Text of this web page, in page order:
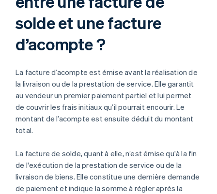
solde et une facture
d’acompte ?
La facture d’acompte est émise avant la réalisation de
la livraison ou de la prestation de service. Elle garantit
au vendeur un premier paiement partiel et lui permet
de couvrir les frais initiaux qu’il pourrait encourir. Le
montant de l’acompte est ensuite déduit du montant
total.
La facture de solde, quant à elle, n’est émise qu'à la fin
de l'exécution de la prestation de service ou de la
livraison de biens. Elle constitue une dernière demande
de paiement et indique la somme à régler après la